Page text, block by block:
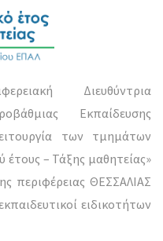
Διευθύντρια
Εκπαίδευσης
των τμημάτων
έτους – Τάξης μαθητείας»
περιφέρειας ΘΕΣΣΑΛΙΑΣ
ειδικοτήτων